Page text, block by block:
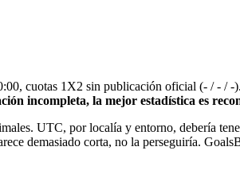
cuotas 1X2 sin publicación oficial (- / - /
incompleta, la mejor estadística es
UTC, por localía y entorno, debería
demasiado corta, no la perseguiría.